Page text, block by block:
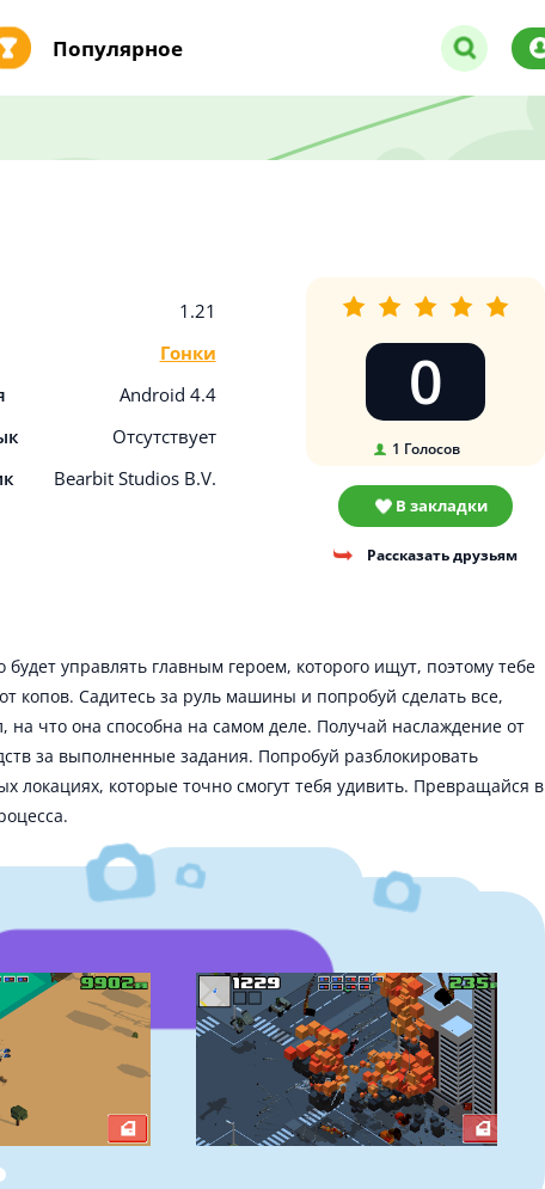
Популярное
1.21
Гонки
Android 4.4
Отсутствует
Bearbit Studios B.V.
0
1 Голосов
В закладки
Рассказать друзьям
управлять главным героем, которого ищут, поэтому тебе
копов. Садитесь за руль машины и попробуй сделать все,
что она способна на самом деле. Получай наслаждение от
за выполненные задания. Попробуй разблокировать
локациях, которые точно смогут тебя удивить. Превращайся в